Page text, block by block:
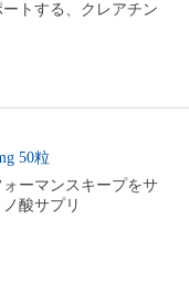
トする、クレアチン
50粒
ーマンスキープをサ
酸サプリ